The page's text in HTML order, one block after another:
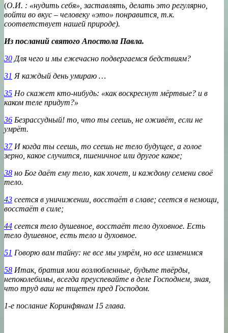
(О.И. : «нудить себя», заставлять, делать это регулярно,
войти во вкус – человеку «это» понравится, т.к.
соответствует нашей природе).
Из посланий святого Апостола Павла.
30 Для чего и мы ежечасно подвергаемся бедствиям?
31 Я каждый день умираю …
35 Но скажет кто-нибудь: «как воскреснут мёртвые? и в
каком теле придут?»
36 Безрассудный! то, что ты сеешь, не оживёт, если не
умрёт.
37И когда ты сеешь, то сеешь не тело будущее, а голое
зерно, какое случится, пшеничное или другое какое;
38 но Бог даёт ему тело, как хочет, и каждому семени своё
тело.
43 сеется в уничижении, восстаёт в славе; сеется в немощи,
восстаёт в силе;
44 сеется тело душевное, восстаёт тело духовное. Есть
тело душевное, есть тело и духовное.
51 Говорю вам тайну: не все мы умрём, но все изменимся
58 Итак, братия мои возлюбленные, будьте твёрды,
непоколебимы, всегда преуспевайте в деле Господнем, зная,
что труд ваш не тщетен пред Господом.
1-е послание Коринфянам 15 глава.